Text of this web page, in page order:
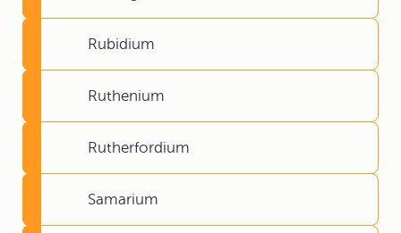
Rubidium
Ruthenium
Rutherfordium
Samarium